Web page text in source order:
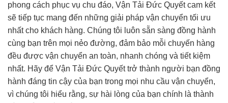
phong cách phục vụ chu đáo, Vận Tải Đức Quyết cam kết
sẽ tiếp tục mang đến những giải pháp vận chuyển tối ưu
nhất cho khách hàng. Chúng tôi luôn sẵn sàng đồng hành
cùng bạn trên mọi nẻo đường, đảm bảo mỗi chuyến hàng
đều được vận chuyển an toàn, nhanh chóng và tiết kiệm
nhất. Hãy để Vận Tải Đức Quyết trở thành người bạn đồng
hành đáng tin cậy của bạn trong mọi nhu cầu vận chuyển,
vì chúng tôi hiểu rằng, sự hài lòng của bạn chính là thành